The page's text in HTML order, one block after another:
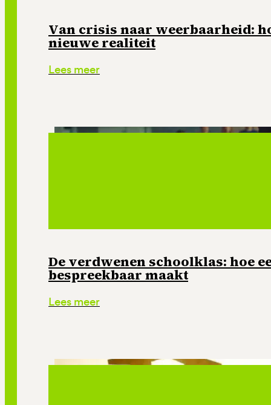
Van crisis naar weerbaarheid:
nieuwe realiteit
Lees meer
De verdwenen schoolklas: hoe
bespreekbaar maakt
Lees meer